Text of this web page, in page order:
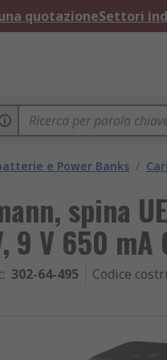
quotazioneSettori
e Power Banks /
spina
9 V 650
: 302-64-495 Codice